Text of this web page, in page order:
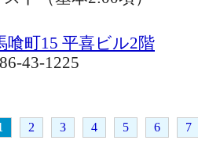
喰町15 平喜ビル2階
43-1225
2 3 4 5 6 7